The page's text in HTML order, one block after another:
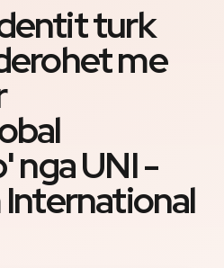
turk
me
nga UNI -